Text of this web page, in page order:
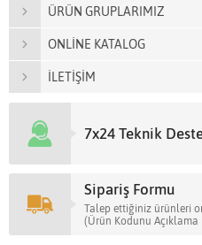
ÜRÜN GRUPLARIMIZ
ONLİNE KATALOG
İLETİŞİM
7x24 Teknik
Sipariş Formu
Talep ettiğiniz ürünleri
(Ürün Kodunu